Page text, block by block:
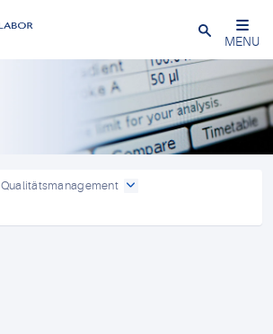
Schließen
MENU
Qualitätsmanagement